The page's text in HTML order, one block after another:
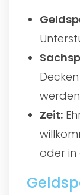
Zeit:
oder in